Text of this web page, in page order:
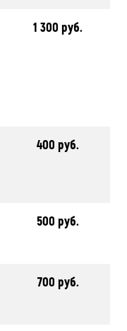
1 300 руб.
400 руб.
500 руб.
700 руб.